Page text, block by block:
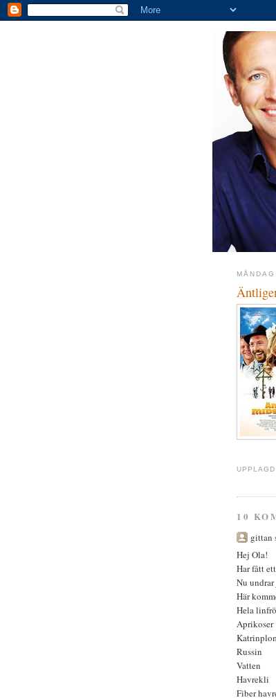
10
gittan
Hej Ola!
Har fått
Nu
Här
Hela
Aprikoser
Russin
Vatten
Havrekli
Fiber